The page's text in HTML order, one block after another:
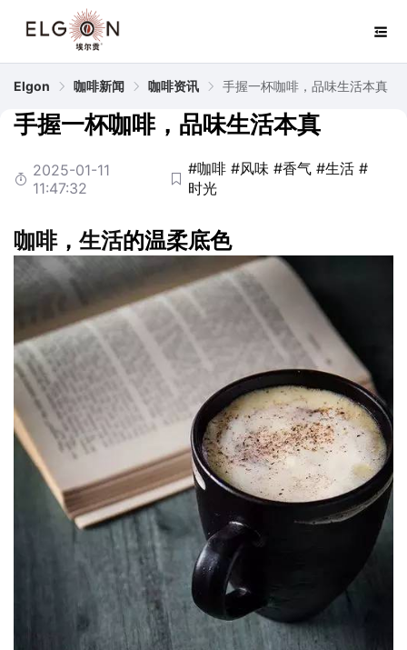
Elgon 咖啡新闻 咖啡资讯 手握一杯咖啡，品味生活本真
手握一杯咖啡，品味生活本真
2025-01-11
11:47:32
#咖啡 #风味 #香气 #生活 #
时光
咖啡， 生活的温柔底色